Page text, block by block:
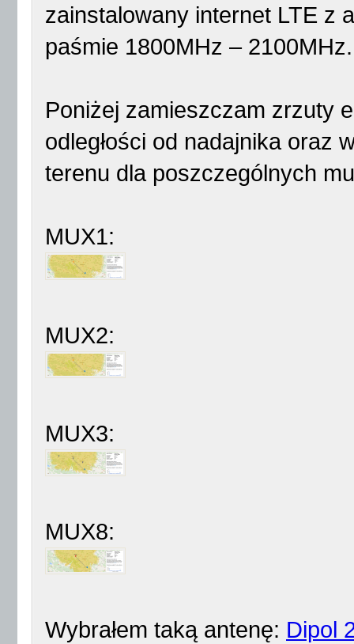
zainstalowany internet LTE z
paśmie 1800MHz – 2100MHz.
Poniżej zamieszczam zrzuty
odległości od nadajnika oraz
terenu dla poszczególnych
MUX1:
MUX2:
MUX3:
MUX8:
Wybrałem taką antenę: Dipol